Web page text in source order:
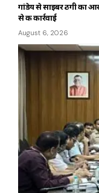
गांडेय से साइबर ठगी का
से की कार्रवाई
August 6, 2026